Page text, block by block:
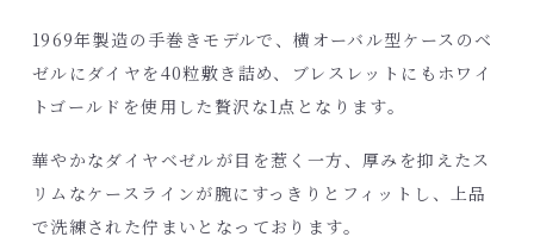
1969年製造の手巻きモデルで、横オーバル型ケースのベ
ゼルにダイヤを40粒敷き詰め、ブレスレットにもホワイ
トゴールドを使用した贅沢な1点となります。
華やかなダイヤベゼルが目を惹く一方、厚みを抑えたス
リムなケースラインが腕にすっきりとフィットし、上品
で洗練された佇まいとなっております。